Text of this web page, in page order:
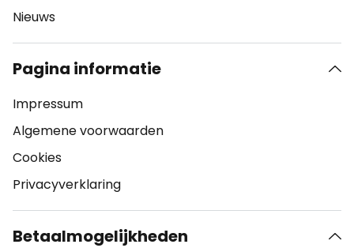
Nieuws
Pagina informatie
Impressum
Algemene voorwaarden
Cookies
Privacyverklaring
Betaalmogelijkheden